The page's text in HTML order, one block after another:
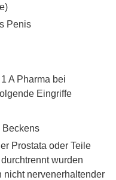
Penis
A Pharma bei
Eingriffe
Beckens
Prostata oder Teile
wurden
nicht nervenerhaltender